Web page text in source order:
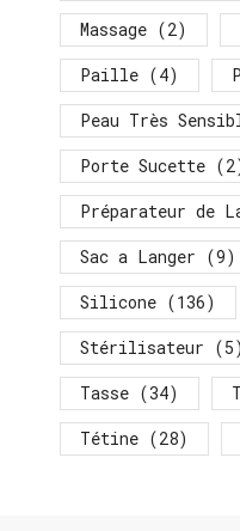
Massage (2)
Paille (4)
Peau Très
Porte Sucette
Préparateur de
Sac a Langer (9)
Silicone (136)
Stérilisateur (5)
Tasse (34)
Tétine (28)